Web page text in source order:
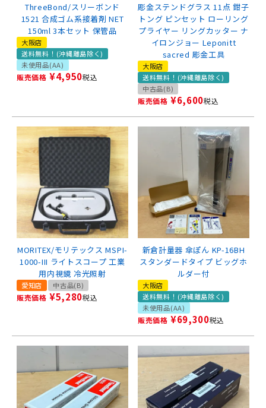
ThreeBond/スリーボンド
1521 合成ゴム系接着剤 NET
150ml 3本セット 保管品
大阪店
送料無料！(沖縄離島除く)
未使用品(AA)
販売価格 ¥4,950税込
彫金ステンドグラス 11点 鉗子
トング ピンセット ローリング
プライヤー リングカッター ナ
イロンジョー Leponitt
sacred 彫金工具
大阪店
送料無料！(沖縄離島除く)
中古品(B)
販売価格 ¥6,600税込
MORITEX/モリテックス MSPI-
1000-III ライトスコープ 工業
用内視鏡 冷光照射
愛知店 中古品(B)
販売価格 ¥5,280税込
新倉計量器 傘ぽん KP-16BH
スタンダードタイプ ビッグホ
ルダー付
大阪店
送料無料！(沖縄離島除く)
未使用品(AA)
販売価格 ¥69,300税込